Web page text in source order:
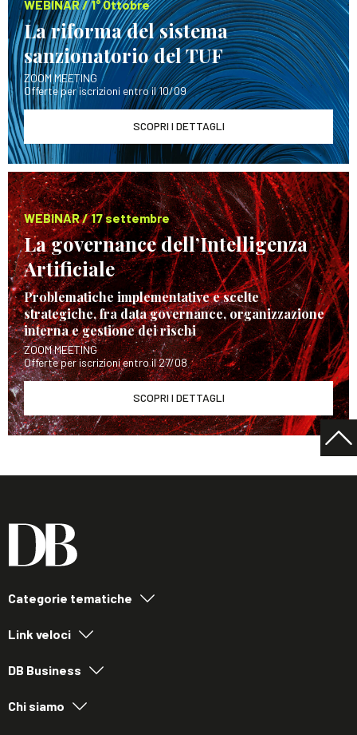
WEBINAR / 1° Ottobre
La riforma del sistema
sanzionatorio del TUF
ZOOM MEETING
Offerte per iscrizioni entro il 10/09
SCOPRI I DETTAGLI
WEBINAR / 17 settembre
La governance dell’Intelligenza
Artificiale
Problematiche implementative e scelte
strategiche, fra data governance, organizzazione
interna e gestione dei rischi
ZOOM MEETING
Offerte per iscrizioni entro il 27/08
SCOPRI I DETTAGLI
Categorie tematiche
Link veloci
DB Business
Chi siamo